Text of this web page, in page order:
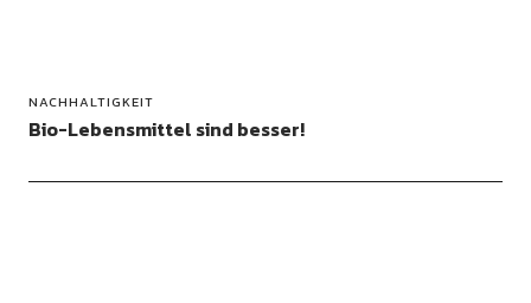
NACHHALTIGKEIT
Bio-Lebensmittel sind besser!